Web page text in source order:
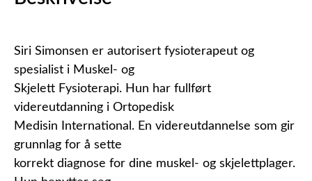
Siri Simonsen er autorisert fysioterapeut og
spesialist i Muskel- og
Skjelett Fysioterapi. Hun har fullført
videreutdanning i Ortopedisk
Medisin International. En videreutdannelse som gir
grunnlag for å sette
korrekt diagnose for dine muskel- og skjelettplager.